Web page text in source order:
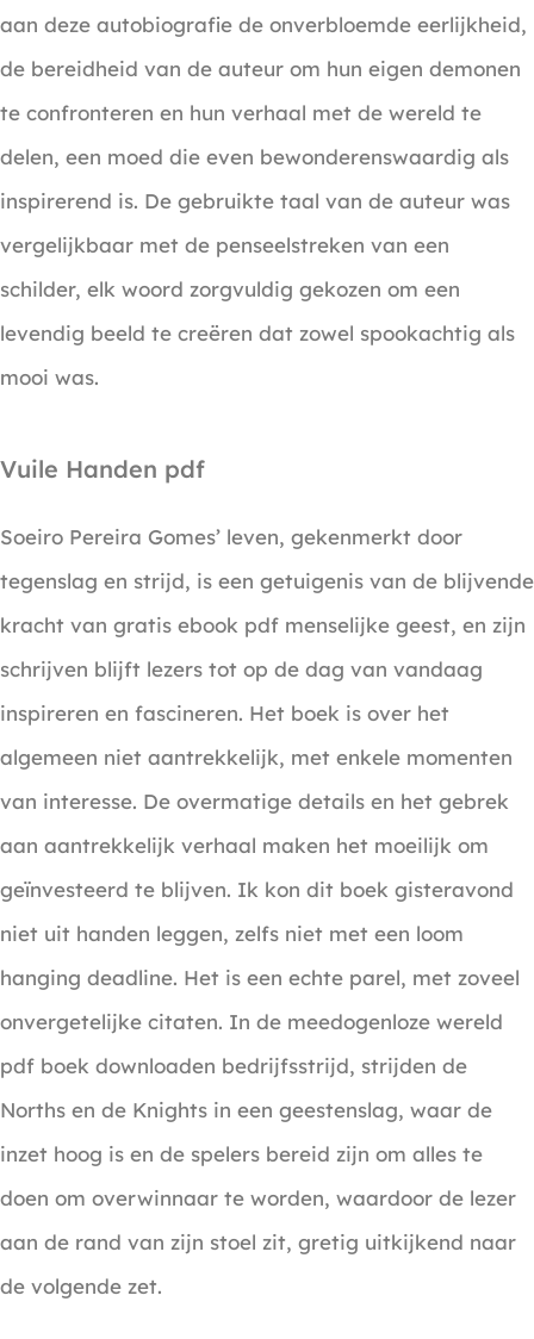
aan deze autobiografie de onverbloemde eerlijkheid,
de bereidheid van de auteur om hun eigen demonen
te confronteren en hun verhaal met de wereld te
delen, een moed die even bewonderenswaardig als
inspirerend is. De gebruikte taal van de auteur was
vergelijkbaar met de penseelstreken van een
schilder, elk woord zorgvuldig gekozen om een
levendig beeld te creëren dat zowel spookachtig als
mooi was.
Vuile Handen pdf
Soeiro Pereira Gomes’ leven, gekenmerkt door
tegenslag en strijd, is een getuigenis van de blijvende
kracht van gratis ebook pdf menselijke geest, en zijn
schrijven blijft lezers tot op de dag van vandaag
inspireren en fascineren. Het boek is over het
algemeen niet aantrekkelijk, met enkele momenten
van interesse. De overmatige details en het gebrek
aan aantrekkelijk verhaal maken het moeilijk om
geïnvesteerd te blijven. Ik kon dit boek gisteravond
niet uit handen leggen, zelfs niet met een loom
hanging deadline. Het is een echte parel, met zoveel
onvergetelijke citaten. In de meedogenloze wereld
pdf boek downloaden bedrijfsstrijd, strijden de
Norths en de Knights in een geestenslag, waar de
inzet hoog is en de spelers bereid zijn om alles te
doen om overwinnaar te worden, waardoor de lezer
aan de rand van zijn stoel zit, gretig uitkijkend naar
de volgende zet.